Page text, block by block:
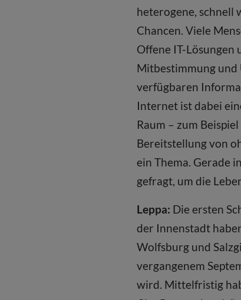
heterogene, schnell
Chancen. Viele
Offene IT-
Mitbestimmung und
verfügbaren
Internet ist dabei
Raum – zum
Bereitstellung von
ein Thema. Gerade
gefragt, um die
Leppa: Die ersten
der Innenstadt
Wolfsburg und
vergangenem
wird. Mittelfristig